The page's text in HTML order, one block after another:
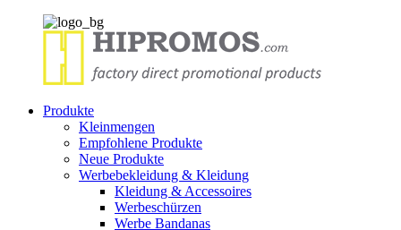
Produkte
Kleinmengen
Empfohlene Produkte
Neue Produkte
Werbebekleidung & Kleidung
Kleidung & Accessoires
Werbeschürzen
Werbe Bandanas